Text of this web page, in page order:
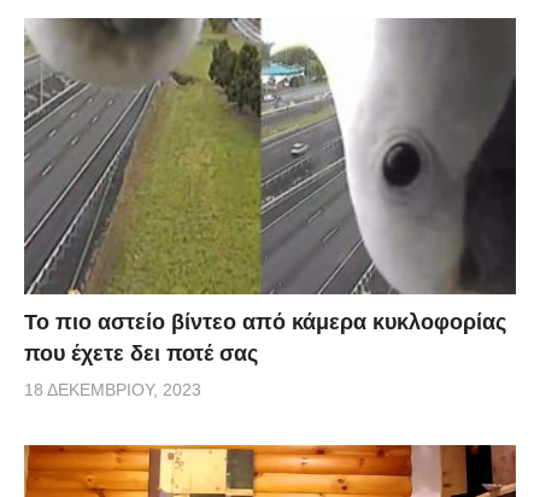
Το πιο αστείο βίντεο από κάμερα κυκλοφορίας
που έχετε δει ποτέ σας
18 ΔΕΚΕΜΒΡΊΟΥ, 2023